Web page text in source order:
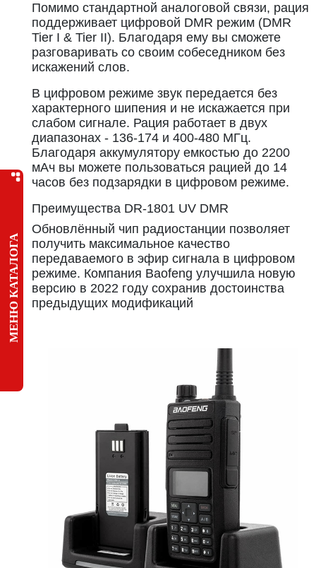
МЕНЮ КАТАЛОГА
Помимо стандартной аналоговой связи, рация
поддерживает цифровой DMR режим (DMR
Tier I & Tier II). Благодаря ему вы сможете
разговаривать со своим собеседником без
искажений слов.
В цифровом режиме звук передается без
характерного шипения и не искажается при
слабом сигнале. Рация работает в двух
диапазонах - 136-174 и 400-480 МГц.
Благодаря аккумулятору емкостью до 2200
мАч вы можете пользоваться рацией до 14
часов без подзарядки в цифровом режиме.
Преимущества DR-1801 UV DMR
Обновлённый чип радиостанции позволяет
получить максимальное качество
передаваемого в эфир сигнала в цифровом
режиме. Компания Baofeng улучшила новую
версию в 2022 году сохранив достоинства
предыдущих модификаций